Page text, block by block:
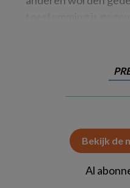
Bekijk de
Al